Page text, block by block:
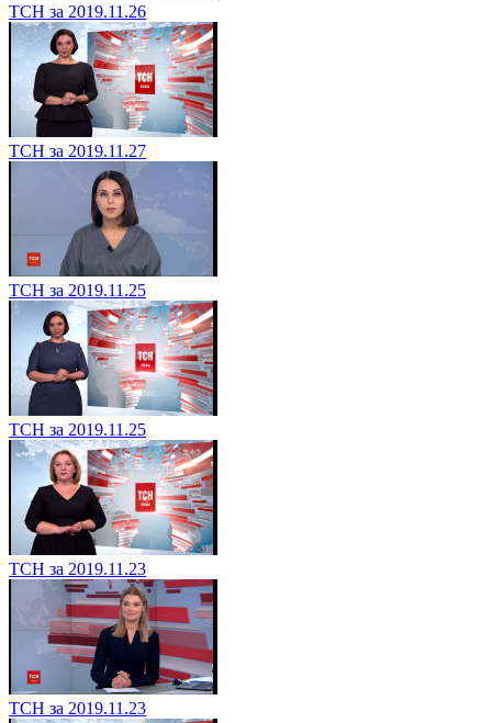
ТСН за 2019.11.26
ТСН за 2019.11.27
ТСН за 2019.11.25
ТСН за 2019.11.25
ТСН за 2019.11.23
ТСН за 2019.11.23